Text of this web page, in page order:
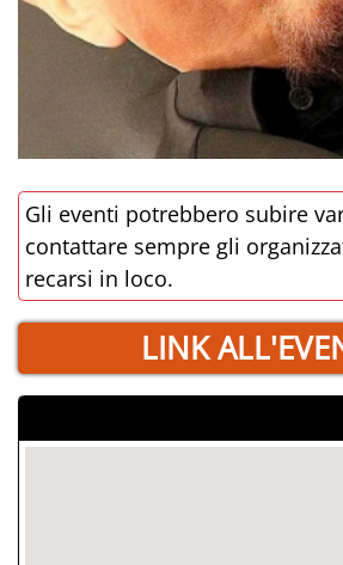
Gli eventi potrebbero subire
contattare sempre gli
recarsi in loco.
LINK